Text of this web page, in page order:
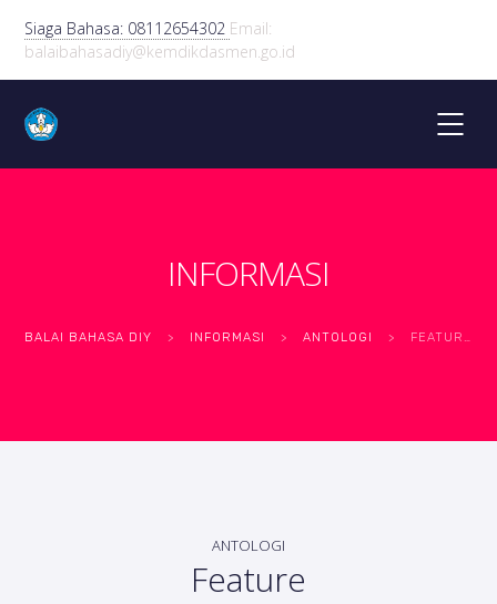
Siaga Bahasa: 08112654302 Email:
balaibahasadiy@kemdikdasmen.go.id
INFORMASI
BALAI BAHASA DIY > INFORMASI > ANTOLOGI > FEATURE
ANTOLOGI
Feature